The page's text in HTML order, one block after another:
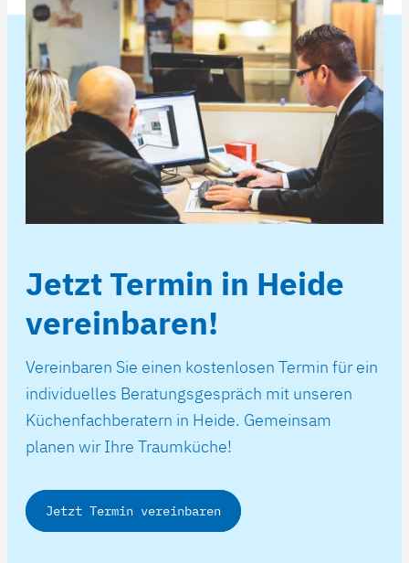
Jetzt Termin in Heide
vereinbaren!
Vereinbaren Sie einen kostenlosen Termin für ein
individuelles Beratungsgespräch mit unseren
Küchenfachberatern in Heide. Gemeinsam
planen wir Ihre Traumküche!
Jetzt Termin vereinbaren